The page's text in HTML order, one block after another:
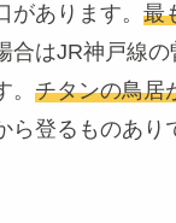
あります。 最
合はJR神戸線
チタンの鳥居
登るものあり